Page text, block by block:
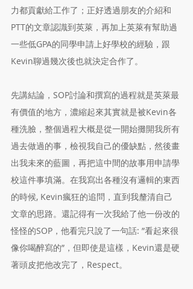
力都貢獻給工作了；正好透過朋友的介紹和
PTT的文章認識到英萊，再加上英萊有幫助過
一些低GPA的同學申請上好學校的經驗，跟
Kevin聊過幾次後也就決定合作了。
先講結論，SOP討論和撰寫的過程就是英萊最
有價值的地方，濃縮起來其實就是被Kevin各
種洗臉，整個過程大概是從一開始攤開我所有
過去做過的事，檢視我自己的優缺點，然後畫
出我未來的藍圖，再把這中間的故事用申請學
校這件事填滿。在我寫出各種沒有邏輯的東西
的時候, Kevin瘋狂的追問，直到我釐清自己
文章的思路。還記得有一次我給了他一份改的
怪怪的SOP，他看完只說了一句話: ”看起來很
像你喝醉寫的”，但即使是這樣，Kevin還是硬
著頭皮把他改完了，Respect。